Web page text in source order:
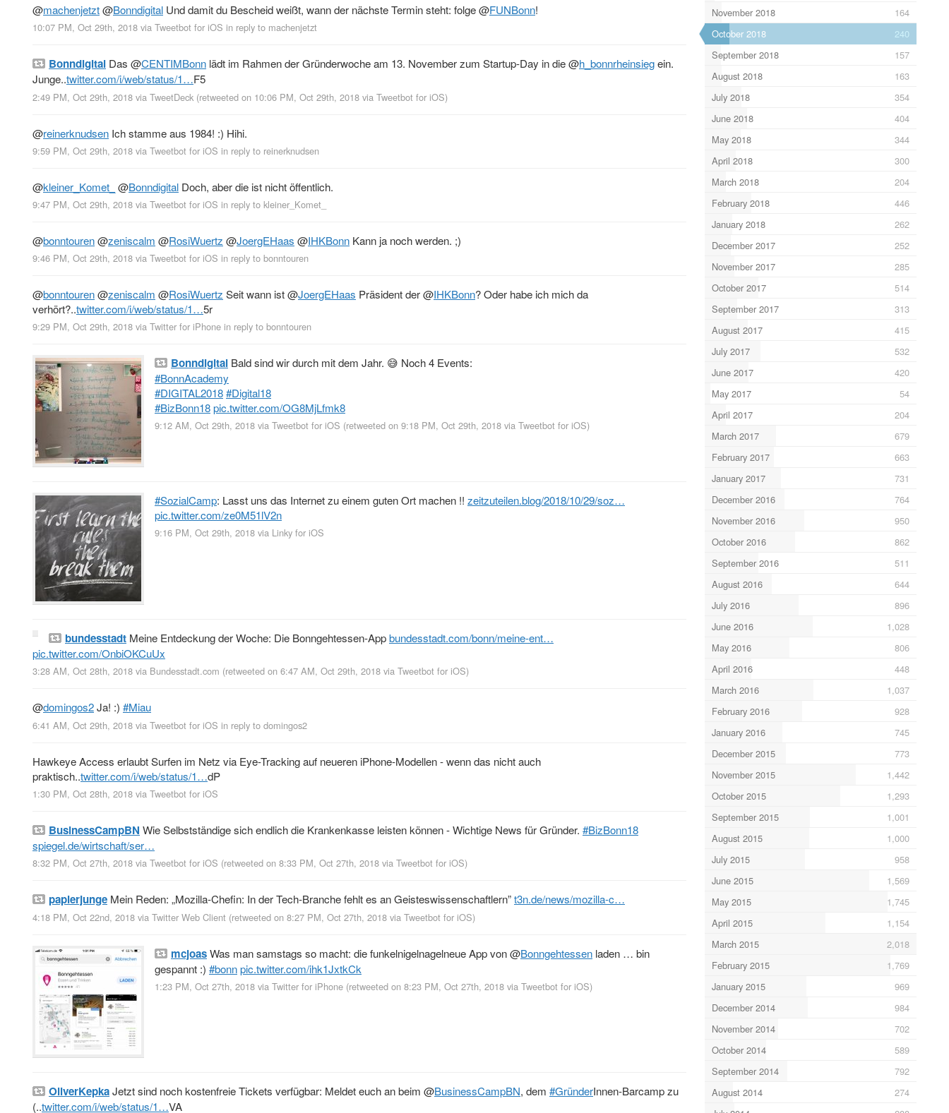
@machenjetzt@Bonndigital Und damit du Bescheid weißt, wann der nächste Termin steht: folge@FUNBonn!
10:07 PM, Oct 29th, 2018 via Tweetbot for iΟS in reply to machenjetzt
Bonndigital Das @CENTIMBonn lädt im Rahmen der Gründerwoche am 13. November zum Startup-Day in die@h_bonnrheinsiegein.
Junge..twitter.com/i/web/status/1…F5
2:49 PM, Oct 29th, 2018 via TweetDeck (retweeted on 10:06 PM, Oct 29th, 2018 via Tweetbot for iΟS)
@reinerknudsen Ich stamme aus 1984! :) Hihi.
9:59 PM, Oct 29th, 2018 via Tweetbot for iΟS in reply to reinerknudsen
@kleiner_Komet_ @Bonndigital Doch, aber die ist nicht öffentlich.
9:47 PM, Oct 29th, 2018 via Tweetbot for iΟS in reply to kleiner_Komet_
@bonntouren@zeniscalm @RosiWuertz @JoergEHaas @IHKBonn Kann ja noch werden. ;)
9:46 PM, Oct 29th, 2018 via Tweetbot for iΟS in reply to bonntouren
@bonntouren@zeniscalm @RosiWuertz Seit wann ist@JoergEHaas Präsident der@IHKBonn? Oder habe ich mich da
verhört?..twitter.com/i/web/status/1…5r
9:29 PM, Oct 29th, 2018 via Twitter for iPhone in reply to bonntouren
Bonndigital Bald sind wir durch mit dem Jahr. 😅 Noch 4 Events:
#BonnAcademy
#DIGITAL2018#Digital18
#BizBonn18pic.twitter.com/OG8MjLfmk8
9:12 AM, Oct 29th, 2018 via Tweetbot for iΟS (retweeted on 9:18 PM, Oct 29th, 2018 via Tweetbot for iΟS)
#SozialCamp: Lasst uns das Internet zu einem guten Ort machen !! zeitzuteilen.blog/2018/10/29/soz…
pic.twitter.com/ze0M51lV2n
9:16 PM, Oct 29th, 2018 via Linky for iOS
bundesstadt Meine Entdeckung der Woche: Die Bonngehtessen-Appbundesstadt.com/bonn/meine-ent…
pic.twitter.com/OnbiOKCuUx
3:28 AM, Oct 28th, 2018 via Bundesstadt.com (retweeted on 6:47 AM, Oct 29th, 2018 via Tweetbot for iΟS)
@domingos2Ja! :) #Miau
6:41 AM, Oct 29th, 2018 via Tweetbot for iΟS in reply to domingos2
Hawkeye Access erlaubt Surfen im Netz via Eye-Tracking auf neueren iPhone-Modellen - wenn das nicht auch
praktisch..twitter.com/i/web/status/1…dP
1:30 PM, Oct 28th, 2018 via Tweetbot for iΟS
BusinessCampBN Wie Selbstständige sich endlich die Krankenkasse leisten können - Wichtige News für Gründer. #BizBonn18
spiegel.de/wirtschaft/ser…
8:32 PM, Oct 27th, 2018 via Tweetbot for iΟS (retweeted on 8:33 PM, Oct 27th, 2018 via Tweetbot for iΟS)
papierjunge Mein Reden: „Mozilla-Chefin: In der Tech-Branche fehlt es an Geisteswissenschaftlern”t3n.de/news/mozilla-c…
4:18 PM, Oct 22nd, 2018 via Twitter Web Client (retweeted on 8:27 PM, Oct 27th, 2018 via Tweetbot for iΟS)
mcjoasWas man samstags so macht: die funkelnigelnagelneue App von ⁦@Bonngehtessen ⁩ laden … bin
gespannt :) #bonnpic.twitter.com/ihk1JxtkCk
1:23 PM, Oct 27th, 2018 via Twitter for iPhone (retweeted on 8:23 PM, Oct 27th, 2018 via Tweetbot for iΟS)
OliverKepkaJetzt sind noch kostenfreie Tickets verfügbar: Meldet euch an beim @BusinessCampBN, dem #Gründer​Innen-Barcamp zu
(..twitter.com/i/web/status/1…VA
November 2018
164
October 2018
240
September 2018
157
August 2018
163
July 2018
354
June 2018
404
May 2018
344
April 2018
300
March 2018
204
February 2018
446
January 2018
262
December 2017
252
November 2017
285
October 2017
514
September 2017
313
August 2017
415
July 2017
532
June 2017
420
May 2017
54
April 2017
204
March 2017
679
February 2017
663
January 2017
731
December 2016
764
November 2016
950
October 2016
862
September 2016
511
August 2016
644
July 2016
896
June 2016
1,028
May 2016
806
April 2016
448
March 2016
1,037
February 2016
928
January 2016
745
December 2015
773
November 2015
1,442
October 2015
1,293
September 2015
1,001
August 2015
1,000
July 2015
958
June 2015
1,569
May 2015
1,745
April 2015
1,154
March 2015
2,018
February 2015
1,769
January 2015
969
December 2014
984
November 2014
702
October 2014
589
September 2014
792
August 2014
274